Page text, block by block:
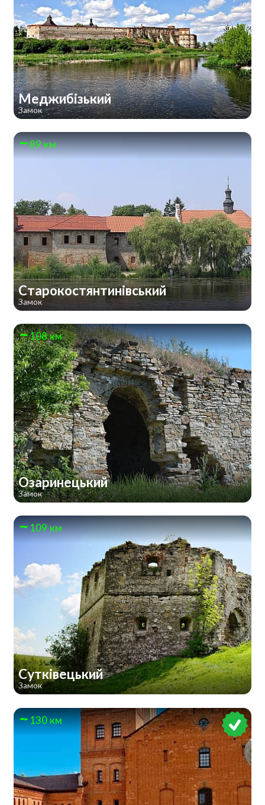
Меджибізький
Замок
89 км
Старокостянтинівський
Замок
108 км
Озаринецький
Замок
109 км
Сутківецький
Замок
130 км